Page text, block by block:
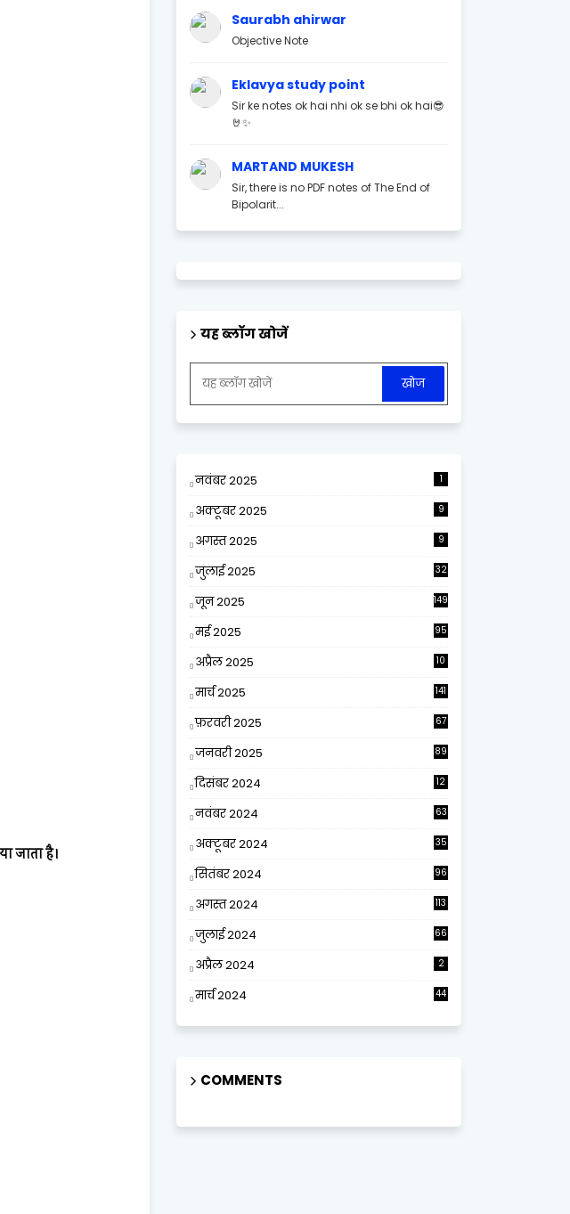
जाता है।
Saurabh ahirwar
Objective Note
Eklavya study point
Sir ke notes ok hai nhi ok se bhi ok hai😎
🤘✨
MARTAND MUKESH
Sir, there is no PDF notes of The End of
Bipolarit...
यह ब्लॉग खोजें
नवंबर 2025 1
अक्टूबर 2025 9
अगस्त 2025 9
जुलाई 2025 32
जून 2025 149
मई 2025 95
अप्रैल 2025
10
मार्च 2025 141
फ़रवरी 2025 67
जनवरी 2025 89
दिसंबर 2024
12
नवंबर 2024 63
अक्टूबर 2024 35
सितंबर 2024 96
अगस्त 2024 113
जुलाई 2024 66
अप्रैल 2024 2
मार्च 2024 44
COMMENTS